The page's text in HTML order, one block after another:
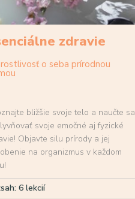
zdravie
o seba prírodnou
bližšie svoje telo a naučte sa
svoje emočné aj fyzické
Objavte silu prírody a jej
na organizmus v každom
6 lekcií